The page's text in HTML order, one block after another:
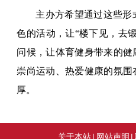
主办方希望通过这些
色的活动，让“楼下见，去
问候，让体育健身带来的
崇尚运动、热爱健康的氛
厚。
关于本站| 网站声明 |